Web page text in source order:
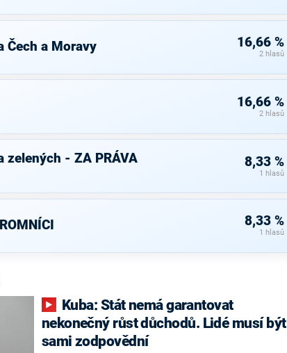
Čech a Moravy 16,66 %
2 hlasů
16,66 %
2 hlasů
zelených - ZA PRÁVA
8,33 %
1 hlasů
8,33 %
1 hlasů
nekonečný růst důchodů. Lidé musí být
sami zodpovědní